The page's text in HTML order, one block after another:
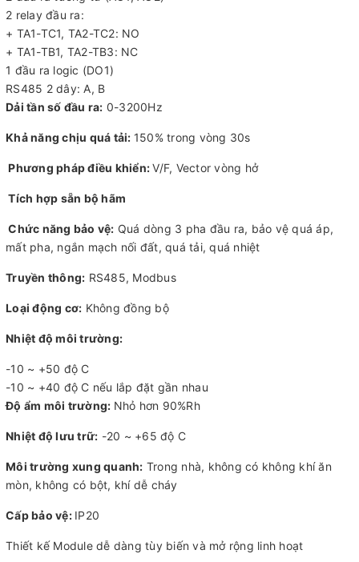
2 relay đầu ra:
+ TA1-TC1, TA2-TC2: NO
+ TA1-TB1, TA2-TB3: NC
1 đầu ra logic (DO1)
RS485 2 dây: A, B
Dải tần số đầu ra: 0-3200Hz
Khả năng chịu quá tải: 150% trong vòng 30s
Phương pháp điều khiển:V/F, Vector vòng hở
Tích hợp sẵn bộ hãm
Chức năng bảo vệ: Quá dòng 3 pha đầu ra, bảo vệ quá áp,
mất pha, ngắn mạch nối đất, quá tải, quá nhiệt
Truyền thông: RS485, Modbus
Loại động cơ: Không đồng bộ
Nhiệt độ môi trường:
-10 ~ +50 độ C
-10 ~ +40 độ C nếu lắp đặt gần nhau
Độ ẩm môi trường: Nhỏ hơn 90%Rh
Nhiệt độ lưu trữ: -20 ~ +65 độ C
Môi trường xung quanh: Trong nhà, không có không khí ăn
mòn, không có bột, khí dễ cháy
Cấp bảo vệ: IP20
Thiết kế Module dễ dàng tùy biến và mở rộng linh hoạt